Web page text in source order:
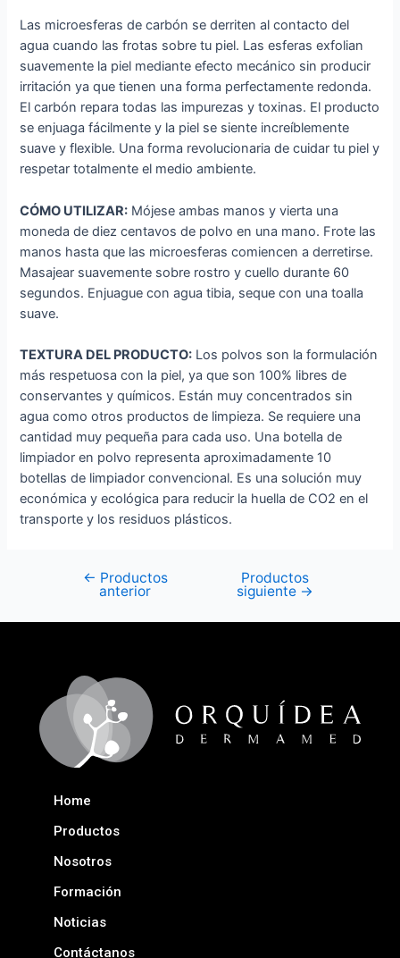
Las microesferas de carbón se derriten al contacto del
agua cuando las frotas sobre tu piel. Las esferas exfolian
suavemente la piel mediante efecto mecánico sin producir
irritación ya que tienen una forma perfectamente redonda.
El carbón repara todas las impurezas y toxinas. El producto
se enjuaga fácilmente y la piel se siente increíblemente
suave y flexible. Una forma revolucionaria de cuidar tu piel y
respetar totalmente el medio ambiente.
CÓMO UTILIZAR: Mójese ambas manos y vierta una
moneda de diez centavos de polvo en una mano. Frote las
manos hasta que las microesferas comiencen a derretirse.
Masajear suavemente sobre rostro y cuello durante 60
segundos. Enjuague con agua tibia, seque con una toalla
suave.
TEXTURA DEL PRODUCTO: Los polvos son la formulación
más respetuosa con la piel, ya que son 100% libres de
conservantes y químicos. Están muy concentrados sin
agua como otros productos de limpieza. Se requiere una
cantidad muy pequeña para cada uso. Una botella de
limpiador en polvo representa aproximadamente 10
botellas de limpiador convencional. Es una solución muy
económica y ecológica para reducir la huella de CO2 en el
transporte y los residuos plásticos.
← Productos
anterior
Productos
siguiente →
Home
Productos
Nosotros
Formación
Noticias
Contáctanos